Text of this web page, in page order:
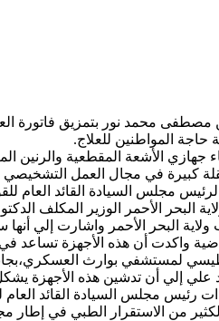
مصطفى محمد نور بتمزيق فاتورة
حاجة المواطنين للعلاج.
جهازي الأشعة المقطعية والرنين
كبيرة في مجال العمل التشخيصي
لرئيس مجلس السيادة القائد العام
البحر الأحمر الوزير المكلف
ولاية البحر الأحمر واشارت
واكدت أن هذه الأجهزة تساعد
لمستشفي بوارث
علي إلي أن تدشين هذه الأجهزة
مجلس السيادة القائد العام
من الاستقرار الطبي في إطار